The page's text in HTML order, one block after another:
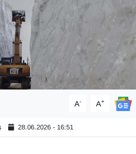
A- A+
28.06.2026 - 16:51